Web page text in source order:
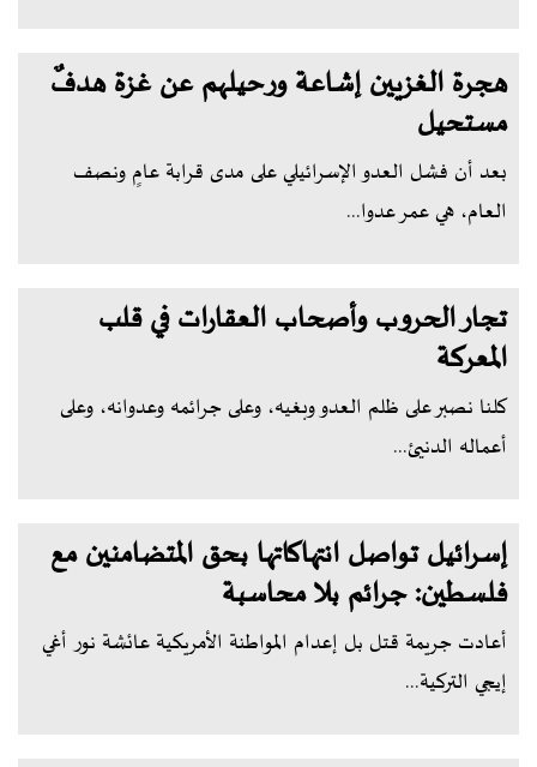
هجرة الغزيين إشاعة ورحيلهم عن غزة هدفٌ
مستحيل
بعد أن فشل العدو الإسرائيلي على مدى قرابة عامٍ ونصف
العام، هي عمر عدوا...
تجار الحروب وأصحاب العقارات في قلب
المعركة
كلنا نصبر على ظلم العدو وبغيه، وعلى جرائمه وعدوانه، وعلى
أعماله الدنيئ...
إسرائيل تواصل انتهاكاتها بحق المتضامنين مع
فلسطين: جرائم بلا محاسبة
أعادت جريمة قتل بل إعدام المواطنة الأمريكية عائشة نور أغي
إيجي التركية...